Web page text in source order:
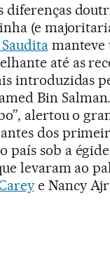
diferenças
(e
manteve
até as
introduzidas
Bin
alertou o
dos
país sob a
levaram ao
e Nancy